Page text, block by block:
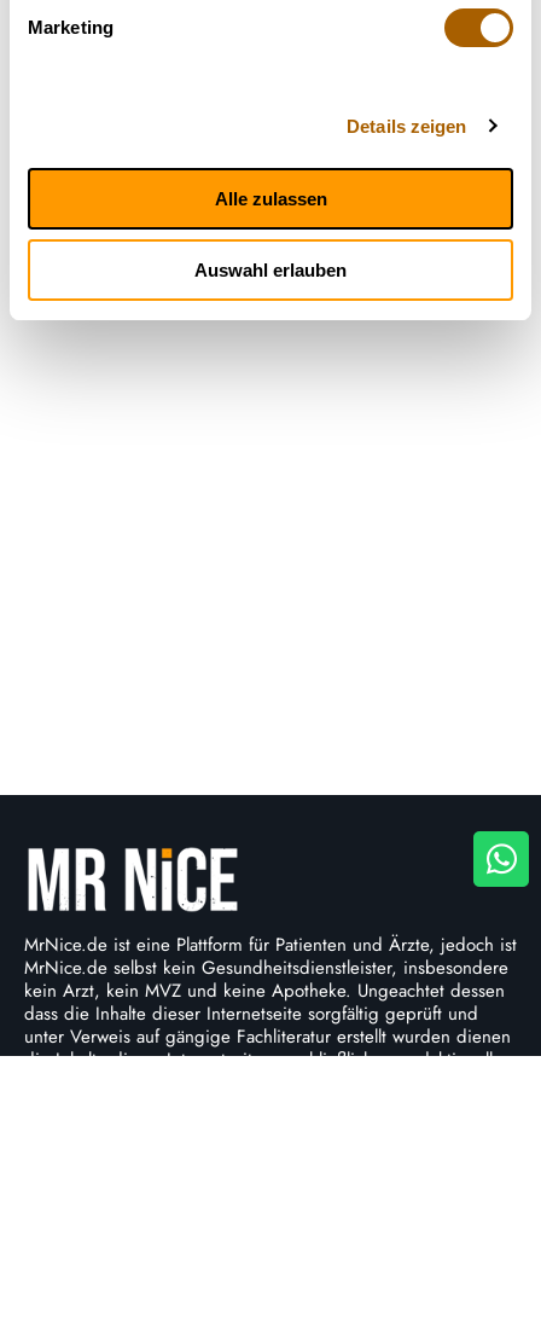
Marketing
Details zeigen
Alle zulassen
Auswahl erlauben
Videosprechstunde in
deutsch/englisch/arabisch möglich
MrNice.de ist eine Plattform für Patienten und Ärzte, jedoch ist
MrNice.de selbst kein Gesundheitsdienstleister, insbesondere
kein Arzt, kein MVZ und keine Apotheke. Ungeachtet dessen
dass die Inhalte dieser Internetseite sorgfältig geprüft und
unter Verweis auf gängige Fachliteratur erstellt wurden dienen
die Inhalte dieser Internetseite ausschließlich zu redaktionellen